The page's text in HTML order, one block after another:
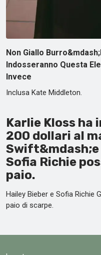
Non Giallo
Indosseranno Questa
Invece
Inclusa Kate Middleton.
Karlie Kloss ha
200 dollari al
Swift&mdash;e
Sofia Richie
paio.
Hailey Bieber e Sofia Richie
paio di scarpe.